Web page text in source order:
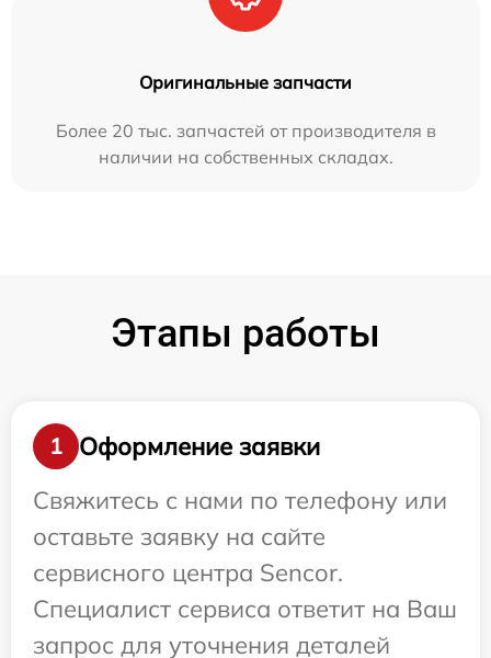
Оригинальные запчасти
Более 20 тыс. запчастей от производителя в
наличии на собственных складах.
Этапы работы
1
Оформление заявки
Свяжитесь с нами по телефону или
оставьте заявку на сайте
сервисного центра Sencor.
Специалист сервиса ответит на Ваш
запрос для уточнения деталей